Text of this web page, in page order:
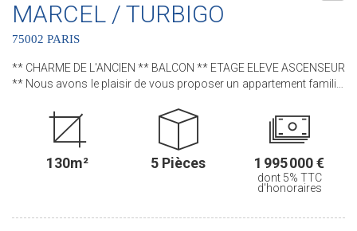
MARCEL / TURBIGO
75002 PARIS
** CHARME DE L'ANCIEN ** BALCON ** ETAGE ELEVE ASCENSEUR
** Nous avons le plaisir de vous proposer un appartement familial
de tout le CHARME et du CACHET de l'ANCIEN avec son parquet,
ses moulures et ses cheminées D'une superficie de 130 m² et
10m² de BALCON filant, ce bien situé au CINQUIEME ETAGE avec
ASCENSEUR comprend : une entrée, un séjour, une salle à manger,
une cuisine séparée, trois chambres, un bureau, une salle de bains,
une salle d'eau et des water-closets séparés. Deux caves
130m² 5 Pièces 1 995 000 €
dont 5% TTC
d'honoraires